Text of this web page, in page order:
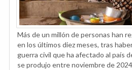
Más de un millón de personas han
en los últimos diez meses, tras
guerra civil que ha afectado al país
se produjo entre noviembre de